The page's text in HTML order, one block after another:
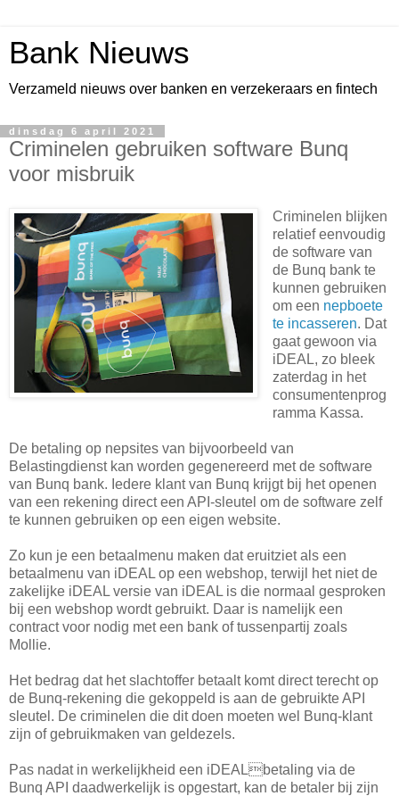
Bank Nieuws
Verzameld nieuws over banken en verzekeraars en fintech
dinsdag 6 april 2021
Criminelen gebruiken software Bunq
voor misbruik
Criminelen blijken
relatief eenvoudig
de software van
de Bunq bank te
kunnen gebruiken
om een nepboete
te incasseren. Dat
gaat gewoon via
iDEAL, zo bleek
zaterdag in het
consumentenprog
ramma Kassa.
De betaling op nepsites van bijvoorbeeld van
Belastingdienst kan worden gegenereerd met de software
van Bunq bank. Iedere klant van Bunq krijgt bij het openen
van een rekening direct een API-sleutel om de software zelf
te kunnen gebruiken op een eigen website.
Zo kun je een betaalmenu maken dat eruitziet als een
betaalmenu van iDEAL op een webshop, terwijl het niet de
zakelijke iDEAL versie van iDEAL is die normaal gesproken
bij een webshop wordt gebruikt. Daar is namelijk een
contract voor nodig met een bank of tussenpartij zoals
Mollie.
Het bedrag dat het slachtoffer betaalt komt direct terecht op
de Bunq-rekening die gekoppeld is aan de gebruikte API
sleutel. De criminelen die dit doen moeten wel Bunq-klant
zijn of gebruikmaken van geldezels.
Pas nadat in werkelijkheid een iDEALbetaling via de
Bunq API daadwerkelijk is opgestart, kan de betaler bij zijn